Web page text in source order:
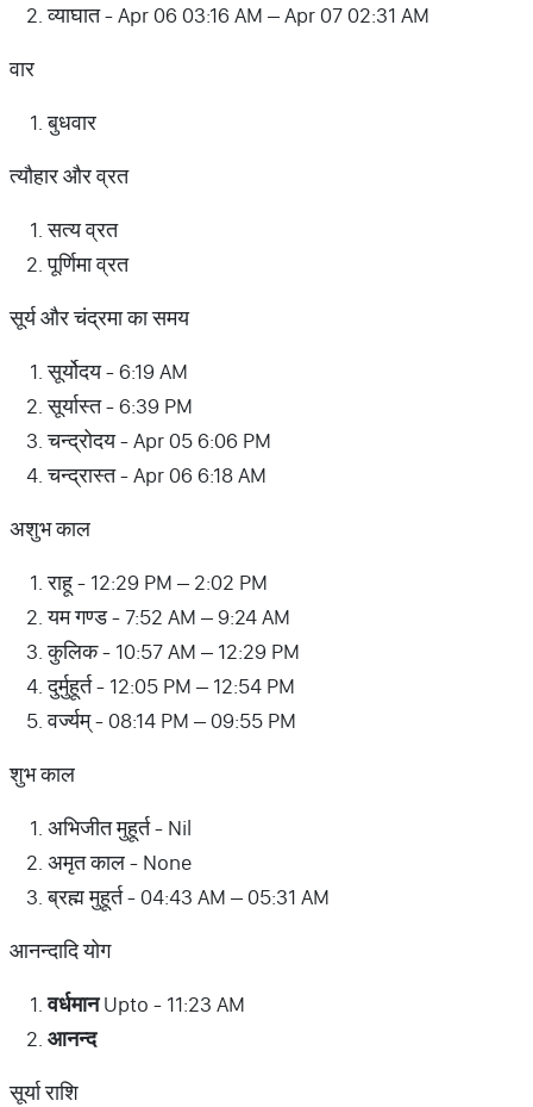
व्याघात - Apr 06 03:16 AM – Apr 07 02:31 AM
वार
बुधवार
त्यौहार और व्रत
सत्य व्रत
पूर्णिमा व्रत
सूर्य और चंद्रमा का समय
सूर्योदय - 6:19 AM
सूर्यास्त - 6:39 PM
चन्द्रोदय - Apr 05 6:06 PM
चन्द्रास्त - Apr 06 6:18 AM
अशुभ काल
राहू - 12:29 PM – 2:02 PM
यम गण्ड - 7:52 AM – 9:24 AM
कुलिक - 10:57 AM – 12:29 PM
दुर्मुहूर्त - 12:05 PM – 12:54 PM
वर्ज्यम् - 08:14 PM – 09:55 PM
शुभ काल
अभिजीत मुहूर्त - Nil
अमृत काल - None
ब्रह्म मुहूर्त - 04:43 AM – 05:31 AM
आनन्दादि योग
वर्धमानUpto - 11:23 AM
आनन्द
सूर्या राशि